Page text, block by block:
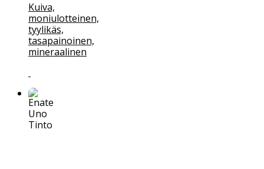
Kuiva,
moniulotteinen,
tyylikäs,
tasapainoinen,
mineraalinen